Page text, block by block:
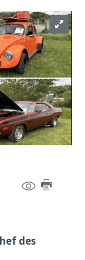
des